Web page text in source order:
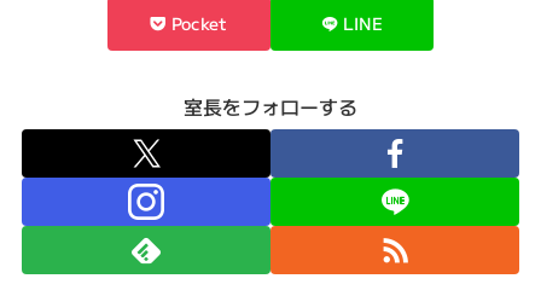
Pocket LINE
室長をフォローする